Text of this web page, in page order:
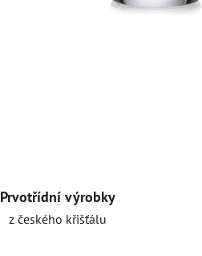
Prvotřídní výrobky
z českého křišťálu